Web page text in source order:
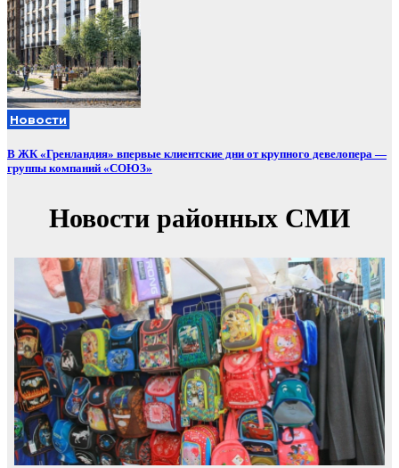
Новости
В ЖК «Гренландия» впервые клиентские дни от крупного девелопера —
группы компаний «СОЮЗ»